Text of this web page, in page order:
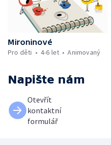
Mironinové
Pro děti
4-6 let Animovaný
Napište nám
Otevřít
kontaktní
formulář